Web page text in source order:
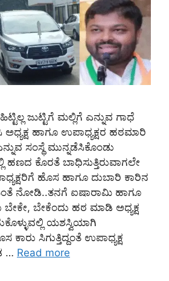
ಜುಟ್ಟಿಗೆ ಮಲ್ಲಿಗೆ ಎನ್ನುವ ಗಾಧೆ
ಹಾಗೂ ಉಪಾಧ್ಯಕ್ಷರ ಹಠಮಾರಿ
ಸಂಸ್ಥೆ ಮುನ್ನಡೆಸಿಕೊಂಡು
ಕೊರತೆ ಬಾಧಿಸುತ್ತಿರುವಾಗಲೇ
ಹೊಸ ಹಾಗೂ ದುಬಾರಿ ಕಾರಿನ
ನೋಡಿ..ತನಗೆ ಐಷಾರಾಮಿ ಹಾಗೂ
ಬೇಕೆಂದು ಹಠ ಮಾಡಿ ಅಧ್ಯಕ್ಷ
ಯಶಸ್ವಿಯಾಗಿ
ಕಾರು ಸಿಗುತ್ತಿದ್ದಂತೆ ಉಪಾಧ್ಯಕ್ಷ
… Read more